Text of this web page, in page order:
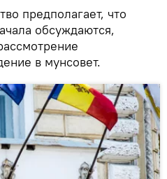
предполагает, что
обсуждаются,
в мунсовет.